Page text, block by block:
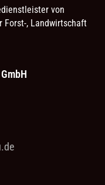
von
Forst-, Landwirtschaft